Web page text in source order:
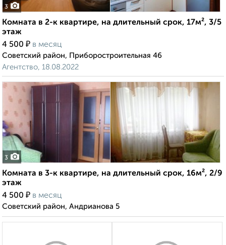
3
Комната в 2-к квартире, на длительный срок, 17м², 3/5
этаж
4 500 ₽ в месяц
Советский район, Приборостроительная 46
Агентство, 18.08.2022
3
Комната в 3-к квартире, на длительный срок, 16м², 2/9
этаж
4 500 ₽ в месяц
Советский район, Андрианова 5